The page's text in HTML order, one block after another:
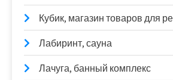
Кубик, магазин товаров для
Лабиринт, сауна
Лачуга, банный комплекс